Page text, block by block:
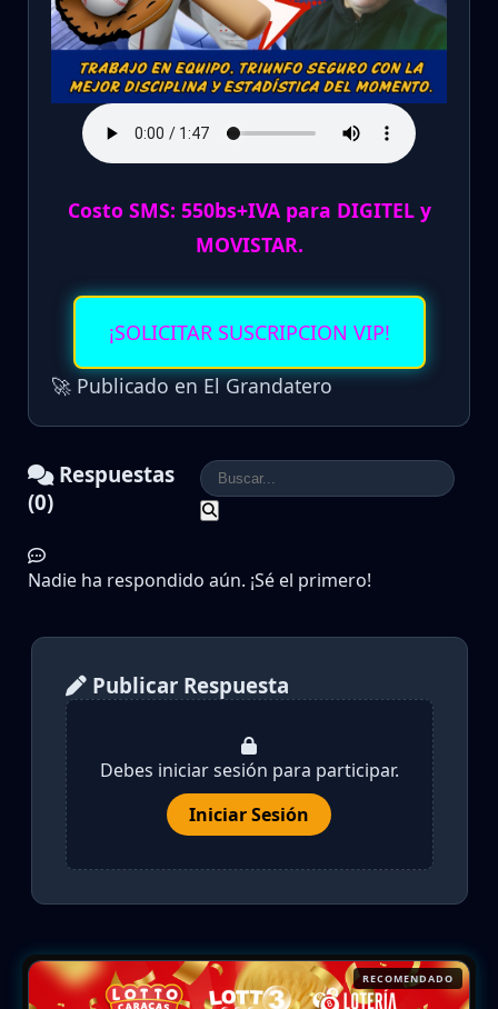
Costo SMS: 550bs+IVA para DIGITEL y
MOVISTAR.
¡SOLICITAR SUSCRIPCION VIP!
🚀 Publicado en El Grandatero
Respuestas
(0)
Nadie ha respondido aún. ¡Sé el primero!
Publicar Respuesta
Debes iniciar sesión para participar.
Iniciar Sesión
RECOMENDADO